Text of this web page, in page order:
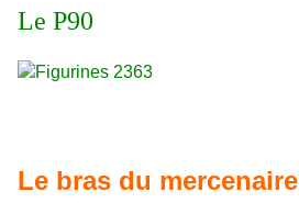
Le P90
Le bras du mercenaire